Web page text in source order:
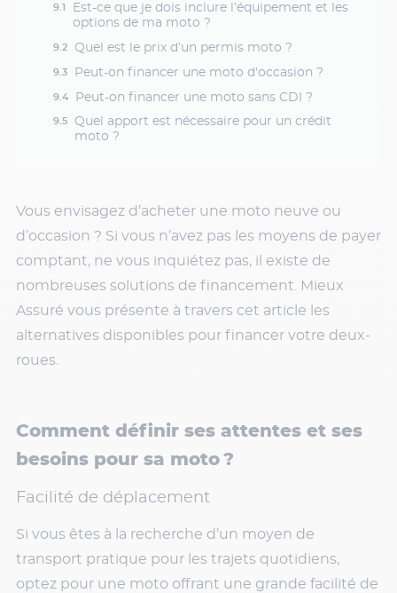
Est-ce que je dois inclure l’équipement et les
options de ma moto ?
Quel est le prix d’un permis moto ?
Peut-on financer une moto d'occasion ?
Peut-on financer une moto sans CDI ?
Quel apport est nécessaire pour un crédit
moto ?
Vous envisagez d’acheter une moto neuve ou
d’occasion ? Si vous n’avez pas les moyens de payer
comptant, ne vous inquiétez pas, il existe de
nombreuses solutions de financement. Mieux
Assuré vous présente à travers cet article les
alternatives disponibles pour financer votre deux-
roues.
Comment définir ses attentes et ses
besoins pour sa moto ?
Facilité de déplacement
Si vous êtes à la recherche d’un moyen de
transport pratique pour les trajets quotidiens,
optez pour une moto offrant une grande facilité de